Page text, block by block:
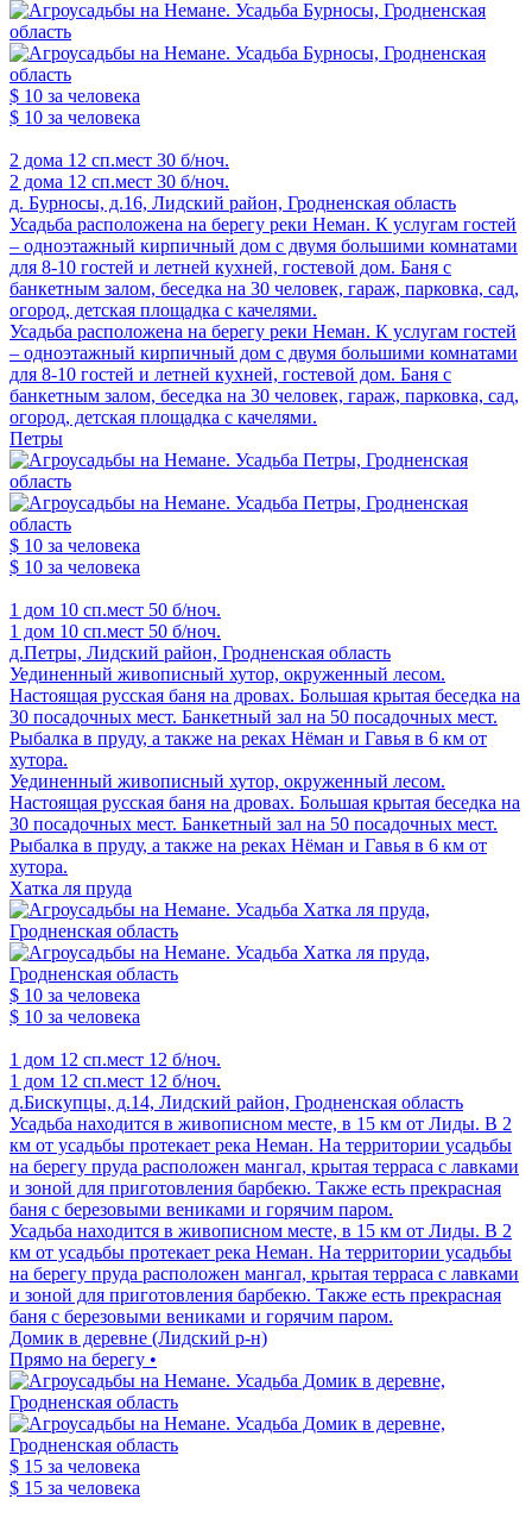
$ 10 за человека
$ 10 за человека
2 дома 12 сп.мест 30 б/ноч.
2 дома 12 сп.мест 30 б/ноч.
д. Бурносы, д.16, Лидский район, Гродненская область
Усадьба расположена на берегу реки Неман. К услугам гостей
– одноэтажный кирпичный дом с двумя большими комнатами
для 8-10 гостей и летней кухней, гостевой дом. Баня с
банкетным залом, беседка на 30 человек, гараж, парковка, сад,
огород, детская площадка с качелями.
Усадьба расположена на берегу реки Неман. К услугам гостей
– одноэтажный кирпичный дом с двумя большими комнатами
для 8-10 гостей и летней кухней, гостевой дом. Баня с
банкетным залом, беседка на 30 человек, гараж, парковка, сад,
огород, детская площадка с качелями.
Петры
$ 10 за человека
$ 10 за человека
1 дом 10 сп.мест 50 б/ноч.
1 дом 10 сп.мест 50 б/ноч.
д.Петры, Лидский район, Гродненская область
Уединенный живописный хутор, окруженный лесом.
Настоящая русская баня на дровах. Большая крытая беседка на
30 посадочных мест. Банкетный зал на 50 посадочных мест.
Рыбалка в пруду, а также на реках Нёман и Гавья в 6 км от
хутора.
Уединенный живописный хутор, окруженный лесом.
Настоящая русская баня на дровах. Большая крытая беседка на
30 посадочных мест. Банкетный зал на 50 посадочных мест.
Рыбалка в пруду, а также на реках Нёман и Гавья в 6 км от
хутора.
Хатка ля пруда
$ 10 за человека
$ 10 за человека
1 дом 12 сп.мест 12 б/ноч.
1 дом 12 сп.мест 12 б/ноч.
д.Бискупцы, д.14, Лидский район, Гродненская область
Усадьба находится в живописном месте, в 15 км от Лиды. В 2
км от усадьбы протекает река Неман. На территории усадьбы
на берегу пруда расположен мангал, крытая терраса с лавками
и зоной для приготовления барбекю. Также есть прекрасная
баня с березовыми вениками и горячим паром.
Усадьба находится в живописном месте, в 15 км от Лиды. В 2
км от усадьбы протекает река Неман. На территории усадьбы
на берегу пруда расположен мангал, крытая терраса с лавками
и зоной для приготовления барбекю. Также есть прекрасная
баня с березовыми вениками и горячим паром.
Домик в деревне (Лидский р-н)
Прямо на берегу •
$ 15 за человека
$ 15 за человека